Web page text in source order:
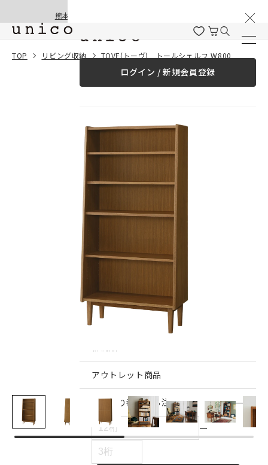
熊本地震の影響による配送遅延と停止について
ログイン / 新規会員登録
商品カテゴリー一覧
ファブリック雑貨
家具シリーズ一覧
アウトレット商品
見積もり番号から注文する
ー
TOP リビング収納 TOVE(トーヴ) トールシェルフ W800
一緒に購入する